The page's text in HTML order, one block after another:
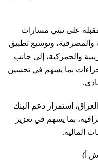
على تبني مسارات
والمصرفية، وتوسيع تطبيق
والجمركية، إلى جانب
بما يسهم في تحسين
استمرار دعم البنك
بما يسهم في تعزيز
المالية.
ش أ)